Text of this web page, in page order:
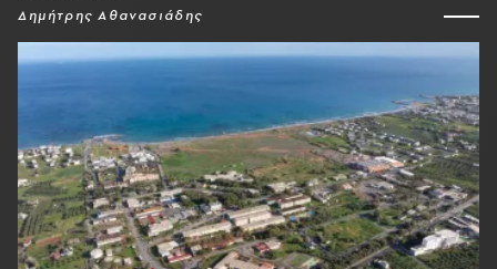
Δημήτρης Αθανασιάδης